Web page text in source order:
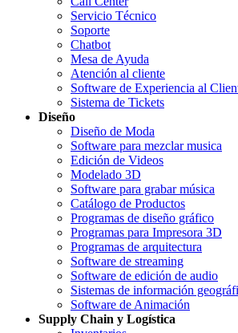
Servicio Técnico
Soporte
Chatbot
Mesa de Ayuda
Atención al cliente
Software de Experiencia al
Sistema de Tickets
Diseño
Diseño de Moda
Software para mezclar musica
Edición de Videos
Modelado 3D
Software para grabar música
Catálogo de Productos
Programas de diseño gráfico
Programas para Impresora 3D
Programas de arquitectura
Software de streaming
Software de edición de audio
Sistemas de información
Software de Animación
Supply Chain y Logística